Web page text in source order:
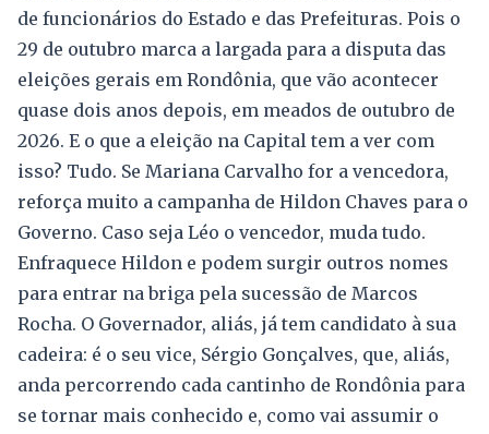
de funcionários do Estado e das Prefeituras. Pois o
29 de outubro marca a largada para a disputa das
eleições gerais em Rondônia, que vão acontecer
quase dois anos depois, em meados de outubro de
2026. E o que a eleição na Capital tem a ver com
isso? Tudo. Se Mariana Carvalho for a vencedora,
reforça muito a campanha de Hildon Chaves para o
Governo. Caso seja Léo o vencedor, muda tudo.
Enfraquece Hildon e podem surgir outros nomes
para entrar na briga pela sucessão de Marcos
Rocha. O Governador, aliás, já tem candidato à sua
cadeira: é o seu vice, Sérgio Gonçalves, que, aliás,
anda percorrendo cada cantinho de Rondônia para
se tornar mais conhecido e, como vai assumir o